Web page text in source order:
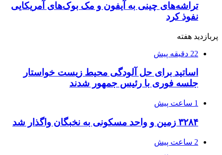
تراشه‌های چینی به آیفون و مک بوک‌های آمریکایی
نفوذ کرد
پربازدید هفته
22 دقیقه پیش
اساتید برای حل آلودگی محیط زیست خواستار
جلسه فوری با رئیس جمهور شدند
1 ساعت پیش
۳۲۸۴ زمین و واحد مسکونی به نخبگان واگذار شد
2 ساعت پیش